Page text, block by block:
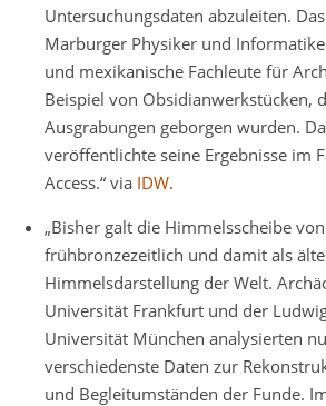
Untersuchungsdaten abzuleiten.
Marburger Physiker und
und mexikanische Fachleute für
Beispiel von Obsidianwerkstücken,
Ausgrabungen geborgen wurden.
veröffentlichte seine Ergebnisse im
Access.“ via IDW.
„Bisher galt die Himmelsscheibe
frühbronzezeitlich und damit als
Himmelsdarstellung der Welt.
Universität Frankfurt und der
Universität München analysierten
verschiedenste Daten zur
und Begleitumständen der Funde.